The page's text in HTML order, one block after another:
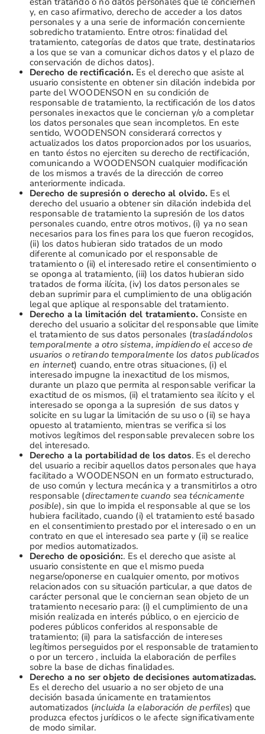
y, en caso afirmativo, derecho de acceder a los datos
personales y a una serie de información concerniente
sobredicho tratamiento. Entre otros: finalidad del
tratamiento, categorías de datos que trate, destinatarios
a los que se van a comunicar dichos datos y el plazo de
conservación de dichos datos).
Derecho de rectificación. Es el derecho que asiste al
usuario consistente en obtener sin dilación indebida por
parte del WOODENSON en su condición de
responsable de tratamiento, la rectificación de los datos
personales inexactos que le conciernan y/o a completar
los datos personales que sean incompletos. En este
sentido, WOODENSON considerará correctos y
actualizados los datos proporcionados por los usuarios,
en tanto éstos no ejerciten su derecho de rectificación,
comunicando a WOODENSON cualquier modificación
de los mismos a través de la dirección de correo
anteriormente indicada.
Derecho de supresión o derecho al olvido. Es el
derecho del usuario a obtener sin dilación indebida del
responsable de tratamiento la supresión de los datos
personales cuando, entre otros motivos, (i) ya no sean
necesarios para los fines para los que fueron recogidos,
(ii) los datos hubieran sido tratados de un modo
diferente al comunicado por el responsable de
tratamiento o (ii) el interesado retire el consentimiento o
se oponga al tratamiento, (iii) los datos hubieran sido
tratados de forma ilícita, (iv) los datos personales se
deban suprimir para el cumplimiento de una obligación
legal que aplique al responsable del tratamiento.
Derecho a la limitación del tratamiento. Consiste en
derecho del usuario a solicitar del responsable que limite
el tratamiento de sus datos personales (trasladándolos
temporalmente a otro sistema, impidiendo el acceso de
usuarios o retirando temporalmente los datos publicados
en internet) cuando, entre otras situaciones, (i) el
interesado impugne la inexactitud de los mismos,
durante un plazo que permita al responsable verificar la
exactitud de os mismos, (ii) el tratamiento sea ilícito y el
interesado se oponga a la supresión de sus datos y
solicite en su lugar la limitación de su uso o (ii) se haya
opuesto al tratamiento, mientras se verifica si los
motivos legítimos del responsable prevalecen sobre los
del interesado.
Derecho a la portabilidad de los datos. Es el derecho
del usuario a recibir aquellos datos personales que haya
facilitado a WOODENSON en un formato estructurado,
de uso común y lectura mecánica y a transmitirlos a otro
responsable (directamente cuando sea técnicamente
posible), sin que lo impida el responsable al que se los
hubiera facilitado, cuando (i) el tratamiento esté basado
en el consentimiento prestado por el interesado o en un
contrato en que el interesado sea parte y (ii) se realice
por medios automatizados.
Derecho de oposición:. Es el derecho que asiste al
usuario consistente en que el mismo pueda
negarse/oponerse en cualquier omento, por motivos
relacionados con su situación particular, a que datos de
carácter personal que le conciernan sean objeto de un
tratamiento necesario para: (i) el cumplimiento de una
misión realizada en interés público, o en ejercicio de
poderes públicos conferidos al responsable de
tratamiento; (ii) para la satisfacción de intereses
legítimos perseguidos por el responsable de tratamiento
o por un tercero , incluida la elaboración de perfiles
sobre la base de dichas finalidades.
Derecho a no ser objeto de decisiones automatizadas.
Es el derecho del usuario a no ser objeto de una
decisión basada únicamente en tratamientos
automatizados (incluida la elaboración de perfiles) que
produzca efectos jurídicos o le afecte significativamente
de modo similar.